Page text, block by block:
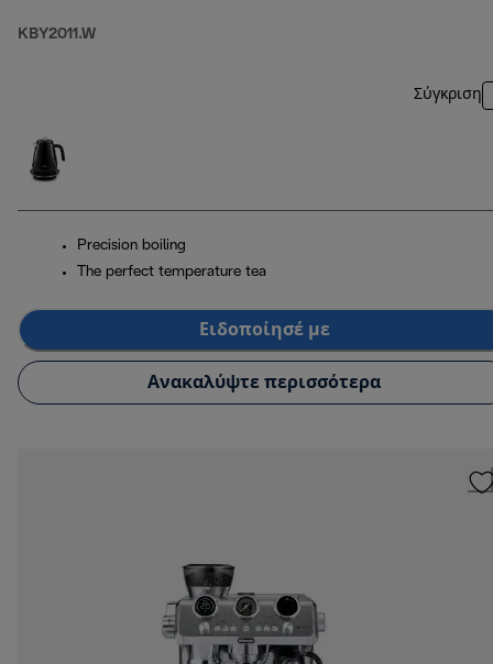
KBY2011.W
Σύγκριση
Precision boiling
The perfect temperature tea
Ειδοποίησέ με
Ανακαλύψτε περισσότερα